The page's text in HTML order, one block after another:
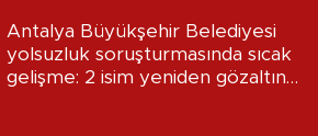
Antalya Büyükşehir Belediyesi
yolsuzluk soruşturmasında sıcak
gelişme: 2 isim yeniden gözaltına